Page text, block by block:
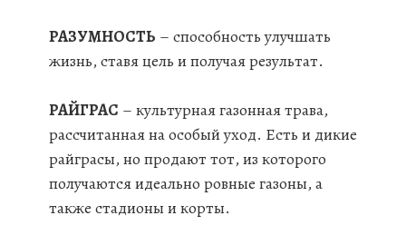
РАЗУМНОСТЬ – способность улучшать
жизнь, ставя цель и получая результат.
РАЙГРАС – культурная газонная трава,
рассчитанная на особый уход. Есть и дикие
райграсы, но продают тот, из которого
получаются идеально ровные газоны, а
также стадионы и корты.